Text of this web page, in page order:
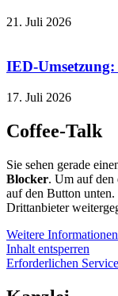
21. Juli 2026
IED-Umsetzung:
17. Juli 2026
Coffee-Talk
Sie sehen gerade
Blocker. Um auf den
auf den Button unten.
Drittanbieter
Weitere Informationen
Inhalt entsperren
Erforderlichen